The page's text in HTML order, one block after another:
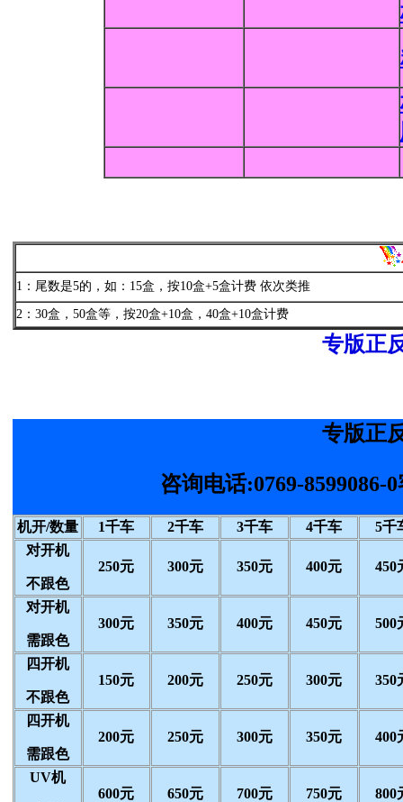
1：尾数是5的，如：15盒，按10盒+5盒计费 依次类推
2：30盒，50盒等，按20盒+10盒，40盒+10盒计费
专版正
专版正
咨询电话:0769-8599086-
机开/数量 1千车 2千车 3千车 4千车
5千
对开机
不跟色
250元 300元 350元 400元 450
对开机
需跟色
300元 350元 400元 450元 500
四开机
不跟色
150元 200元 250元 300元 350
四开机
需跟色
200元 250元 300元 350元 400
UV机
600元 650元 700元 750元 800